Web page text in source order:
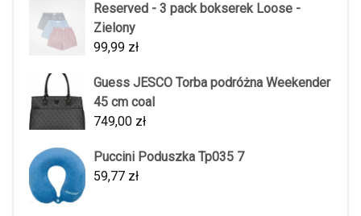
Reserved - 3 pack bokserek Loose -
Zielony
99,99 zł
Guess JESCO Torba podróżna Weekender
45 cm coal
749,00 zł
Puccini Poduszka Tp035 7
59,77 zł